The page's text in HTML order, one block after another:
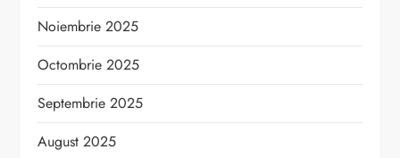
Noiembrie 2025
Octombrie 2025
Septembrie 2025
August 2025